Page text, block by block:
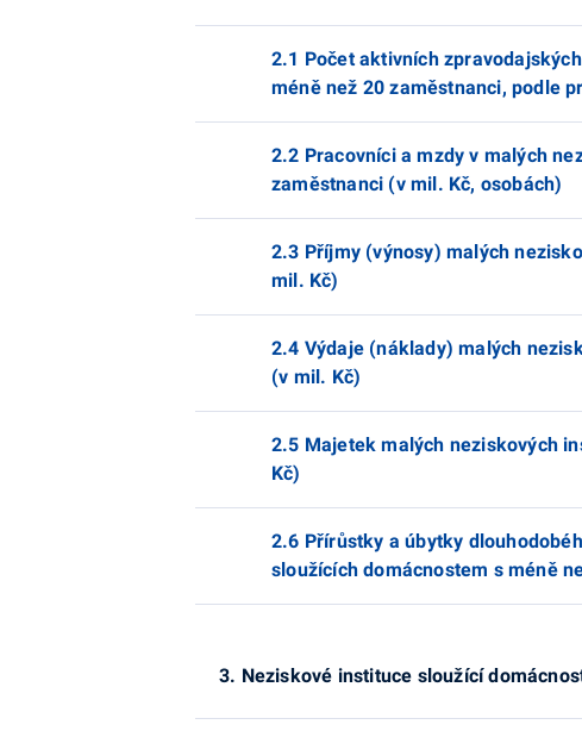
2.1 Počet aktivních
méně než 20 zaměstnanci, podle
2.2 Pracovníci a mzdy v malých
zaměstnanci (v mil. Kč, osobách)
2.3 Příjmy (výnosy) malých
mil. Kč)
2.4 Výdaje (náklady) malých
(v mil. Kč)
2.5 Majetek malých neziskových
Kč)
2.6 Přírůstky a úbytky
sloužících domácnostem s méně
3. Neziskové instituce sloužící